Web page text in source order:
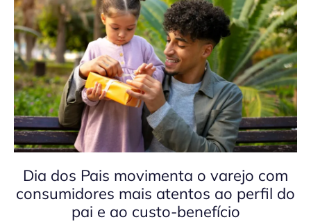
Dia dos Pais movimenta o varejo com
consumidores mais atentos ao perfil do
pai e ao custo-benefício